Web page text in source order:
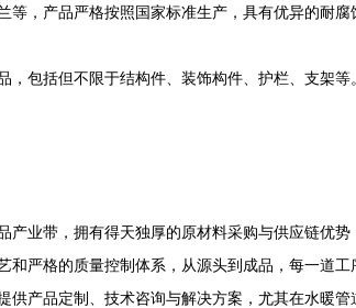
等，产品严格按照国家标准生产，具有优异的耐
，包括但不限于结构件、装饰构件、护栏、支架
产业带，拥有得天独厚的原材料采购与供应链优势
严格的质量控制体系，从源头到成品，每一道
产品定制、技术咨询与解决方案，尤其在水暖管